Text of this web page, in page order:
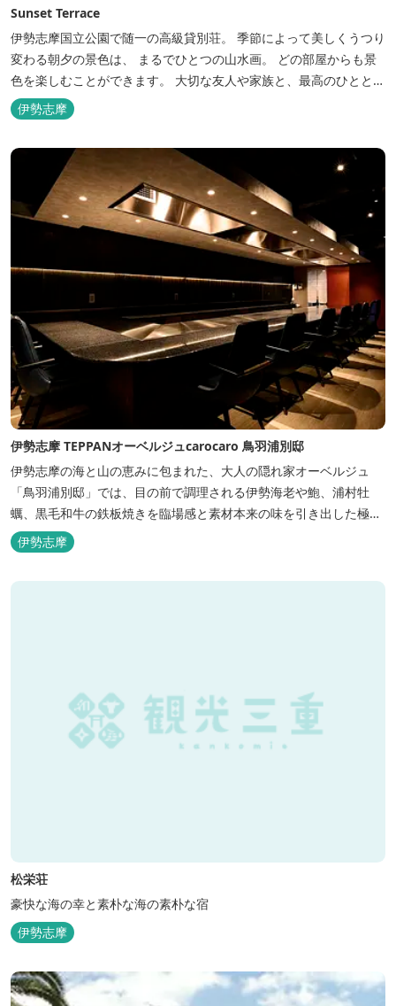
Sunset Terrace
伊勢志摩国立公園で随一の高級貸別荘。 季節によって美しくうつり
変わる朝夕の景色は、 まるでひとつの山水画。 どの部屋からも景
色を楽しむことができます。 大切な友人や家族と、最高のひととき
を。 1日1組限定とさせていただいております。 完全にプライベー
トでご利用いただけます。
伊勢志摩
伊勢志摩 TEPPANオーベルジュcarocaro 鳥羽浦別邸
伊勢志摩の海と山の恵みに包まれた、大人の隠れ家オーベルジュ
「鳥羽浦別邸」では、目の前で調理される伊勢海老や鮑、浦村牡
蠣、黒毛和牛の鉄板焼きを臨場感と素材本来の味を引き出した極上
のお料理でご堪能いただけます。露天風呂付きなど6タイプの個性
的な客室で、特別なひとときを大切な人と共にお過ごしくださいま
伊勢志摩
松栄荘
豪快な海の幸と素朴な海の素朴な宿
伊勢志摩